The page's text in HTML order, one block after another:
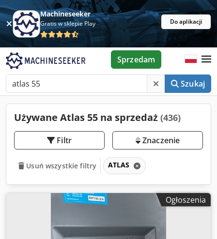
Machineseeker
Gratis w sklepie Play Do aplikacji
Szukaj
Sprzedam
Używane Atlas 55 na sprzedaż (436)
Filtr Znaczenie
Usuń wszystkie filtry ATLAS
Ogłoszenia